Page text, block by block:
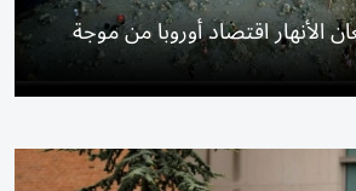
الأنهار اقتصاد أوروبا من موجة